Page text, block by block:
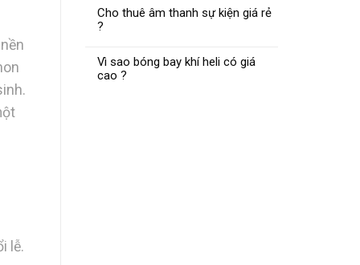
Cho thuê âm thanh sự kiện giá rẻ
?
Vì sao bóng bay khí heli có giá
cao ?
lễ.